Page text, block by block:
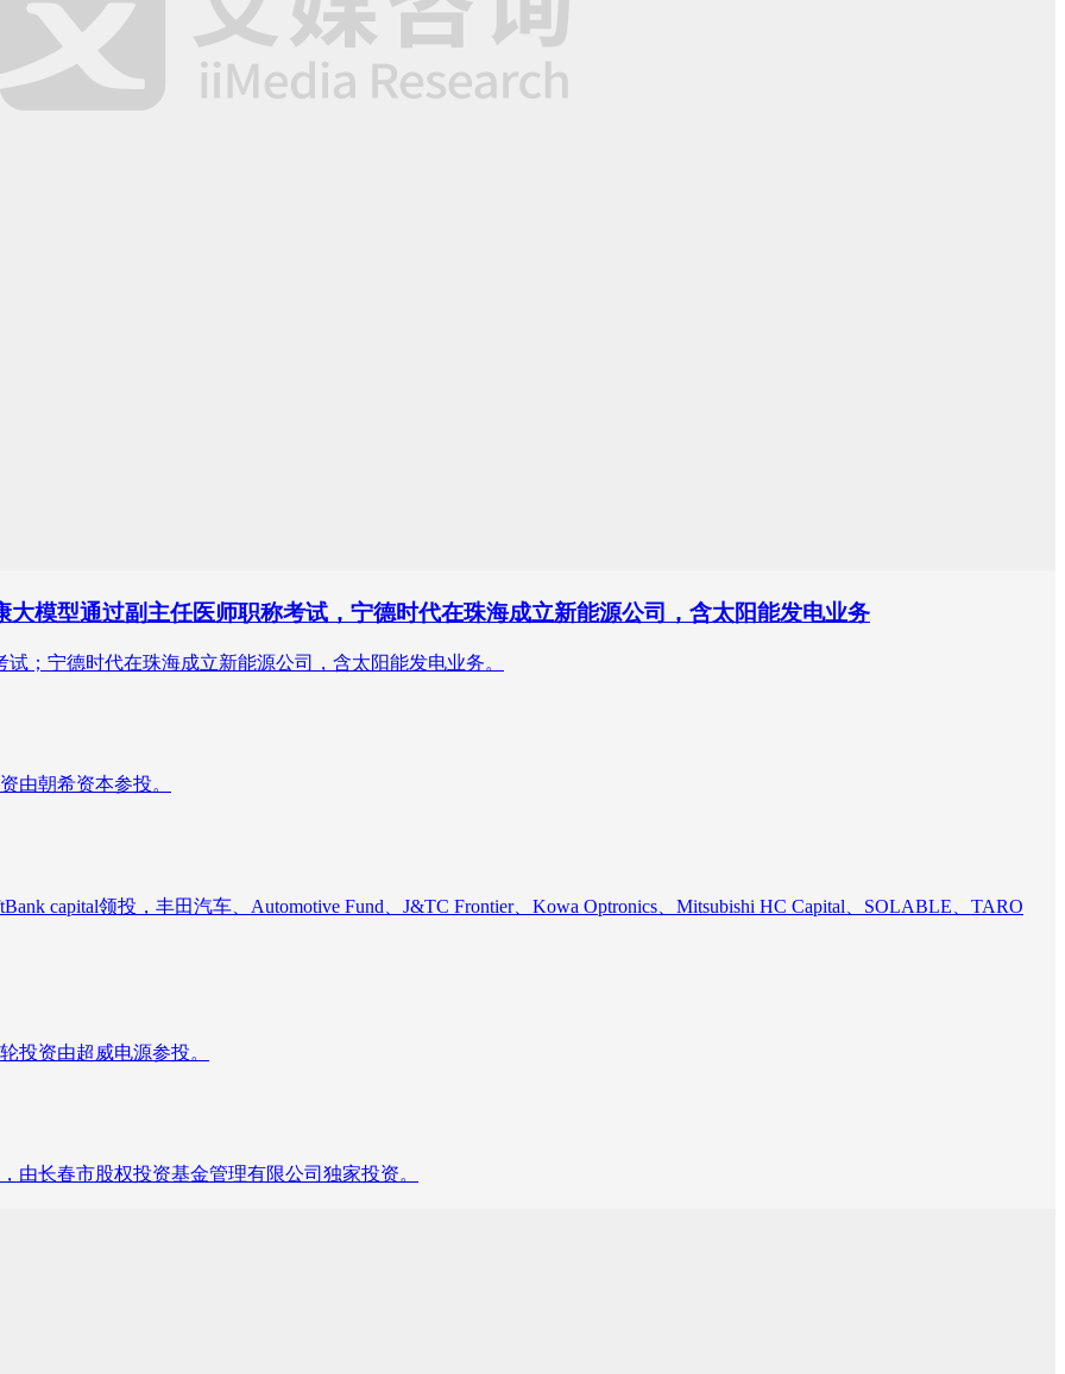
模型通过副主任医师职称考试，宁德时代在珠海成立新能源公司，含太阳能发电业务
；宁德时代在珠海成立新能源公司，含太阳能发电业务。
由朝希资本参投。
capital领投，丰田汽车、Automotive Fund、J&TC Frontier、Kowa Optronics、Mitsubishi HC Capital、SOLABLE、TARO
投资由超威电源参投。
由长春市股权投资基金管理有限公司独家投资。